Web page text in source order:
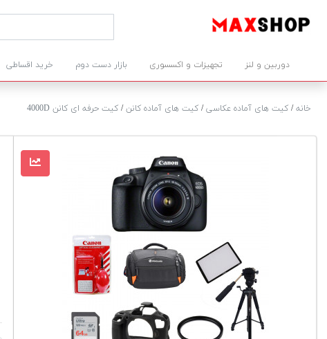
دوربین و لنز تجهیزات و اکسسوری بازار دست دوم خرید اقساطی
خانه/ کیت های آماده عکاسی/ کیت های آماده کانن/ کیت حرفه ای کانن 4000D